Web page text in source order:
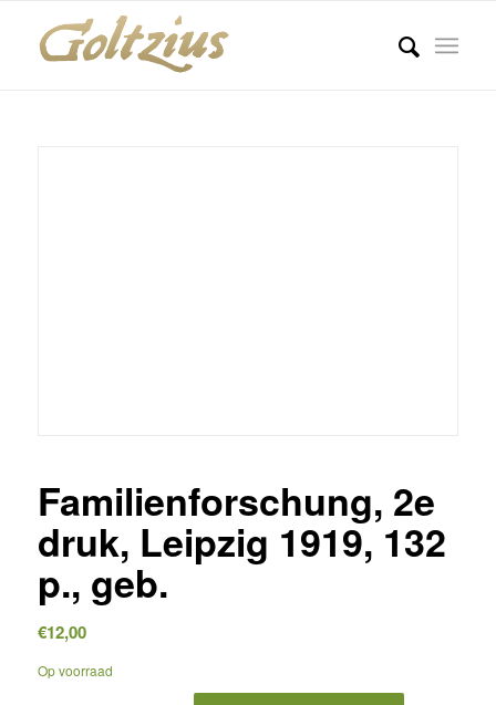
Familienforschung, 2e
druk, Leipzig 1919, 132
p., geb.
€12,00
Op voorraad